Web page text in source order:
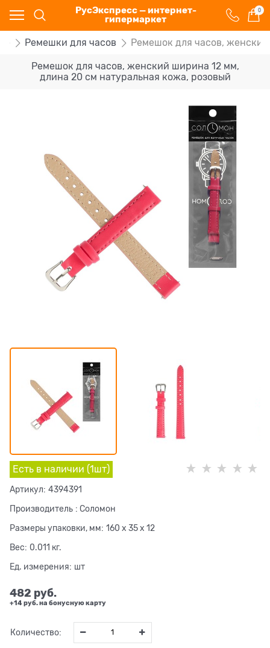
РусЭкспресс — интернет-
гипермаркет
0
Ремешки для часов Ремешок для часов,
Ремешок для часов, женский ширина 12 мм,
длина 20 см натуральная кожа, розовый
Есть в наличии (1шт)
Артикул: 4394391
Производитель : Соломон
Размеры упаковки, мм: 160 x 35 x 12
Вес: 0.011 кг.
Ед. измерения: шт
482 руб.
+14 руб. на бонусную карту
Количество: